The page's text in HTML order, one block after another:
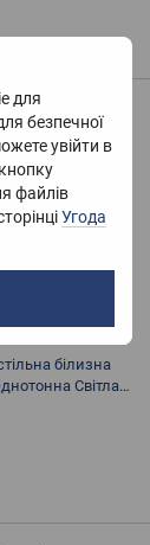
для
безпечної
увійти в
файлів
Угода
білизна
Світла